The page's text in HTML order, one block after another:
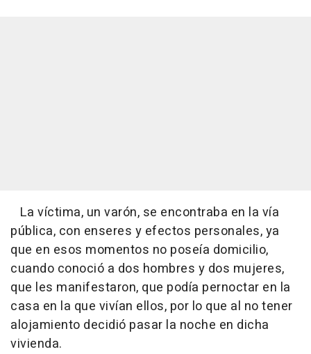
La víctima, un varón, se encontraba en la vía
pública, con enseres y efectos personales, ya
que en esos momentos no poseía domicilio,
cuando conoció a dos hombres y dos mujeres,
que les manifestaron, que podía pernoctar en la
casa en la que vivían ellos, por lo que al no tener
alojamiento decidió pasar la noche en dicha
vivienda.